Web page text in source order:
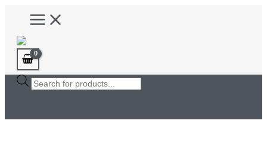
innehåll
Main
Menu
Products
search